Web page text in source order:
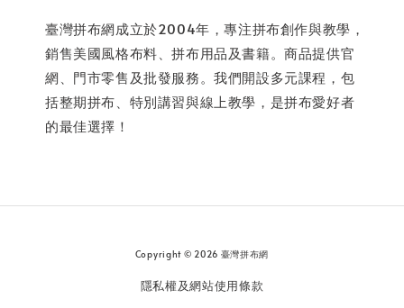
臺灣拼布網成立於2004年，專注拼布創作與教學，
銷售美國風格布料、拼布用品及書籍。商品提供官
網、門市零售及批發服務。我們開設多元課程，包
括整期拼布、特別講習與線上教學，是拼布愛好者
的最佳選擇！
Copyright © 2026 臺灣拼布網
隱私權及網站使用條款